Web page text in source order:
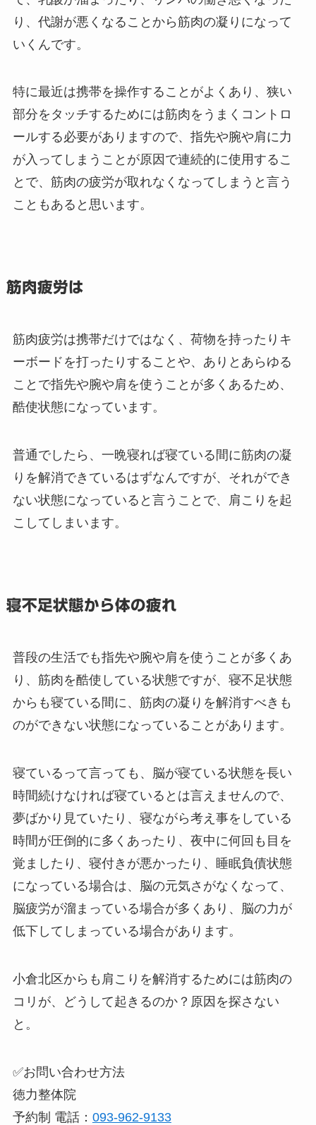
り、代謝が悪くなることから筋肉の凝りになって
いくんです。
特に最近は携帯を操作することがよくあり、狭い
部分をタッチするためには筋肉をうまくコントロ
ールする必要がありますので、指先や腕や肩に力
が入ってしまうことが原因で連続的に使用するこ
とで、筋肉の疲労が取れなくなってしまうと言う
こともあると思います。
筋肉疲労は
筋肉疲労は携帯だけではなく、荷物を持ったりキ
ーボードを打ったりすることや、ありとあらゆる
ことで指先や腕や肩を使うことが多くあるため、
酷使状態になっています。
普通でしたら、一晩寝れば寝ている間に筋肉の凝
りを解消できているはずなんですが、それができ
ない状態になっていると言うことで、肩こりを起
こしてしまいます。
寝不足状態から体の疲れ
普段の生活でも指先や腕や肩を使うことが多くあ
り、筋肉を酷使している状態ですが、寝不足状態
からも寝ている間に、筋肉の凝りを解消すべきも
のができない状態になっていることがあります。
寝ているって言っても、脳が寝ている状態を長い
時間続けなければ寝ているとは言えませんので、
夢ばかり見ていたり、寝ながら考え事をしている
時間が圧倒的に多くあったり、夜中に何回も目を
覚ましたり、寝付きが悪かったり、睡眠負債状態
になっている場合は、脳の元気さがなくなって、
脳疲労が溜まっている場合が多くあり、脳の力が
低下してしまっている場合があります。
小倉北区からも肩こりを解消するためには筋肉の
コリが、どうして起きるのか？原因を探さない
と。
✅お問い合わせ方法
徳力整体院
予約制 電話： 093-962-9133